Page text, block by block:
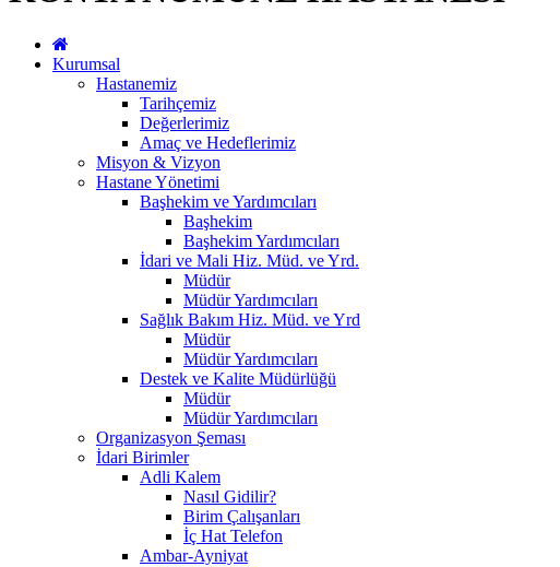
Kurumsal
Hastanemiz
Tarihçemiz
Değerlerimiz
Amaç ve Hedeflerimiz
Misyon & Vizyon
Hastane Yönetimi
Başhekim ve Yardımcıları
Başhekim
Başhekim Yardımcıları
İdari ve Mali Hiz. Müd. ve Yrd.
Müdür
Müdür Yardımcıları
Sağlık Bakım Hiz. Müd. ve Yrd
Müdür
Müdür Yardımcıları
Destek ve Kalite Müdürlüğü
Müdür
Müdür Yardımcıları
Organizasyon Şeması
İdari Birimler
Adli Kalem
Nasıl Gidilir?
Birim Çalışanları
İç Hat Telefon
Ambar-Ayniyat